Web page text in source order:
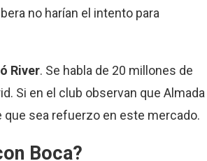
no harían el intento para
River. Se habla de 20 millones de
Si en el club observan que Almada
que sea refuerzo en este mercado.
Boca?